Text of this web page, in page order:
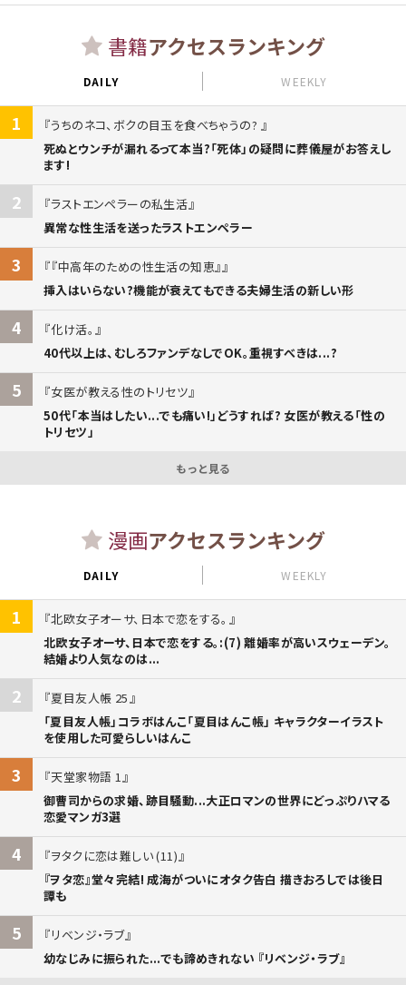
書籍アクセスランキング
DAILY WEEKLY
1
うちのネコ、ボクの目玉を食べちゃうの?
死ぬとウンチが漏れるって本当?「死体」の疑問に葬儀屋がお答えし
ます!
2
ラストエンペラーの私生活
異常な性生活を送ったラストエンペラー
3
『中高年のための性生活の知恵』
挿入はいらない?機能が衰えてもできる夫婦生活の新しい形
4
化け活。
40代以上は、むしろファンデなしでOK。重視すべきは...?
5
女医が教える性のトリセツ
50代「本当はしたい...でも痛い!」どうすれば? 女医が教える「性の
トリセツ」
もっと見る
漫画アクセスランキング
DAILY WEEKLY
1
北欧女子オーサ、日本で恋をする。
北欧女子オーサ、日本で恋をする。:(7) 離婚率が高いスウェーデン。
結婚より人気なのは...
2
夏目友人帳 25
「夏目友人帳」コラボはんこ「夏目はんこ帳」 キャラクターイラスト
を使用した可愛らしいはんこ
3
天堂家物語 1
御曹司からの求婚、跡目騒動...大正ロマンの世界にどっぷりハマる
恋愛マンガ3選
4
ヲタクに恋は難しい (11)
『ヲタ恋』堂々完結! 成海がついにオタク告白 描きおろしでは後日
譚も
5
リベンジ・ラブ
幼なじみに振られた...でも諦めきれない 『リベンジ・ラブ』